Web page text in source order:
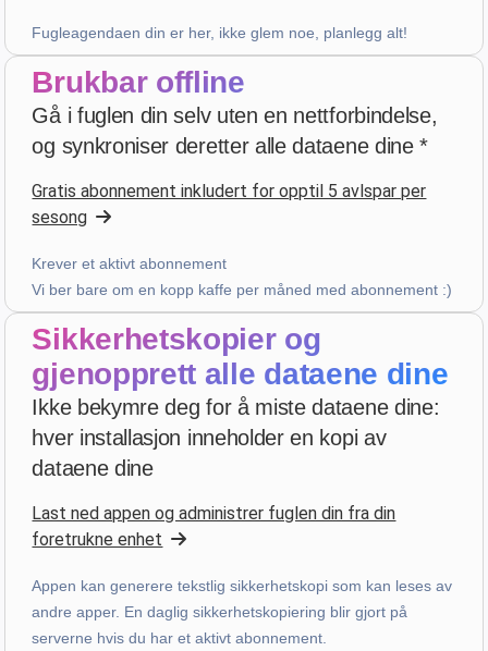
4 weeks ago
Patrick Salmon
starstarstar star star
Fem-stjerners vurdering
bruno peri ·Italia
starstarstarstarstar
“ancora qualche piccola integrazione ma andiamo
già molto bene”
last month
star star star_border
complex door uitbreiding mogelijkheden.”
last month
Fugleagendaen din er her, ikke glem noe, planlegg alt!
Brukbar offline
Gå i fuglen din selv uten en nettforbindelse,
og synkroniser deretter alle dataene dine *
Gratis abonnement inkludert for opptil 5 avlspar per
sesong
Krever et aktivt abonnement
Vi ber bare om en kopp kaffe per måned med abonnement :)
Sikkerhetskopier og
gjenopprett alle dataene dine
Ikke bekymre deg for å miste dataene dine:
hver installasjon inneholder en kopi av
dataene dine
Last ned appen og administrer fuglen din fra din
foretrukne enhet
Appen kan generere tekstlig sikkerhetskopi som kan leses av
andre apper. En daglig sikkerhetskopiering blir gjort på
serverne hvis du har et aktivt abonnement.